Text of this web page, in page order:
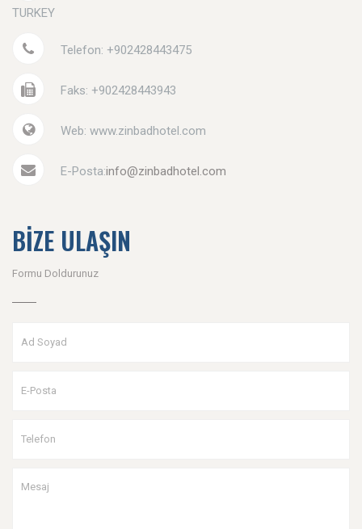
TURKEY
Telefon: +902428443475
Faks: +902428443943
Web: www.zinbadhotel.com
E-Posta:info@zinbadhotel.com
BİZE ULAŞIN
Formu Doldurunuz